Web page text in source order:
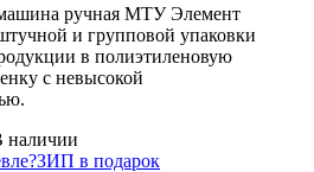
ручная МТУ Элемент
и групповой упаковки
в полиэтиленовую
с невысокой
наличии
ЗИП в подарок